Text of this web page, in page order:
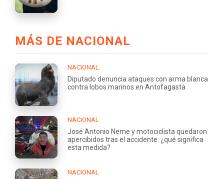
MÁS DE NACIONAL
NACIONAL
Diputado denuncia ataques con arma blanca
contra lobos marinos en Antofagasta
NACIONAL
José Antonio Neme y motociclista quedaron
apercibidos tras el accidente: ¿qué significa
esta medida?
NACIONAL